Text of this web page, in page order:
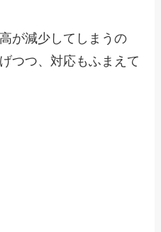
が減少してしまうの
つつ、対応もふまえて